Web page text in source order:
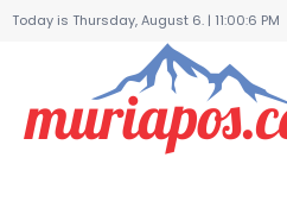
Today is Thursday, August 6. | 11:00:6 PM